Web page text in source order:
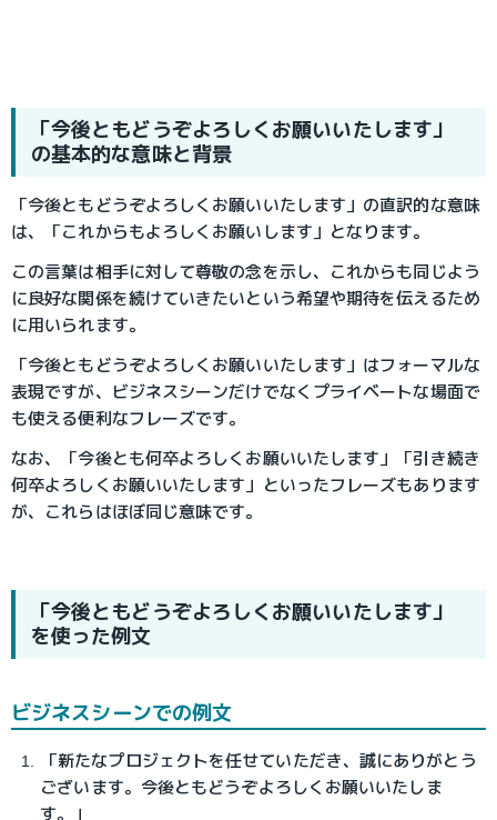
「今後ともどうぞよろしくお願いいたします」
の基本的な意味と背景
「今後ともどうぞよろしくお願いいたします」の直訳的な意味
は、「これからもよろしくお願いします」となります。
この言葉は相手に対して尊敬の念を示し、これからも同じよう
に良好な関係を続けていきたいという希望や期待を伝えるため
に用いられます。
「今後ともどうぞよろしくお願いいたします」はフォーマルな
表現ですが、ビジネスシーンだけでなくプライベートな場面で
も使える便利なフレーズです。
なお、「今後とも何卒よろしくお願いいたします」「引き続き
何卒よろしくお願いいたします」といったフレーズもあります
が、これらはほぼ同じ意味です。
「今後ともどうぞよろしくお願いいたします」
を使った例文
ビジネスシーンでの例文
「新たなプロジェクトを任せていただき、誠にありがとう
ございます。今後ともどうぞよろしくお願いいたしま
す。」